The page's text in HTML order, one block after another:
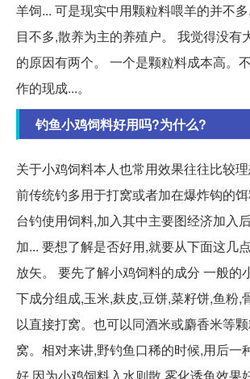
羊饲... 可是现实中用颗粒料喂羊的并不
目不多,散养为主的养殖户。 我觉得没有
的原因有两个。 一个是颗粒料成本高。
作的现成...。
钓鱼小鸡饲料好用吗?为什么?
关于小鸡饲料本人也常用效果往往比较
前传统钓多用于打窝或者加在爆炸钩的饵
台钓使用饲料,加入其中主要图经济加入
加... 要想了解是否好用,就要从下面这几
放矢。 要先了解小鸡饲料的成分 一般的
下成分组成,玉米,麸皮,豆饼,菜籽饼,鱼粉,
以直接打窝。也可以同酒米或麝香米等
窝。相对来讲,野钓鱼口稀的时候,用后一